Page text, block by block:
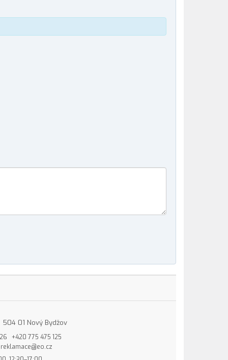
504 01 Nový Bydžov
+420 775 475 125
reklamace@eo.cz